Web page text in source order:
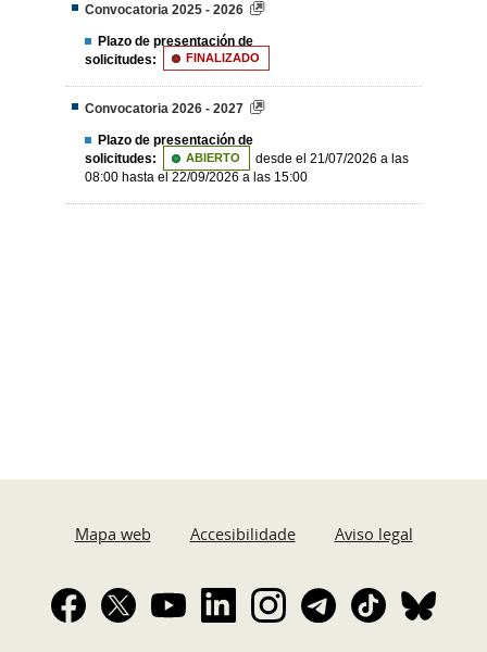
Convocatoria 2025 - 2026
Plazo de presentación de
solicitudes:
FINALIZADO
Convocatoria 2026 - 2027
Plazo de presentación de
solicitudes:
ABIERTO
desde el 21/07/2026 a las
08:00 hasta el 22/09/2026 a las 15:00
Mapa web Accesibilidade Aviso legal